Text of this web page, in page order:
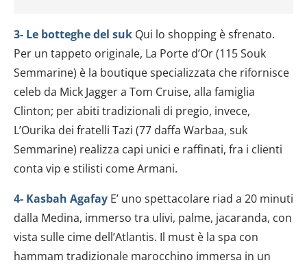
pubblicità e social media, i quali potrebbero combinarle
con altre informazioni che hai fornito loro o che hanno
raccolto dal tuo utilizzo dei loro servizi.
3- Le botteghe del suk Qui lo shopping è sfrenato.
Per un tappeto originale, La Porte d’Or (115 Souk
Semmarine) è la boutique specializzata che rifornisce
celeb da Mick Jagger a Tom Cruise, alla famiglia
Clinton; per abiti tradizionali di pregio, invece,
L’Ourika dei fratelli Tazi (77 daffa Warbaa, suk
Semmarine) realizza capi unici e raffinati, fra i clienti
conta vip e stilisti come Armani.
4- Kasbah Agafay E’ uno spettacolare riad a 20 minuti
dalla Medina, immerso tra ulivi, palme, jacaranda, con
vista sulle cime dell’Atlantis. Il must è la spa con
hammam tradizionale marocchino immersa in un